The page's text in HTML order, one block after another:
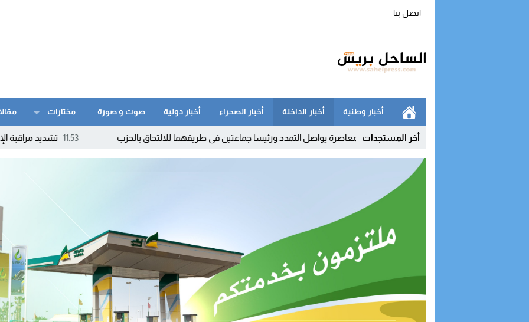
اتصل بنا
أخبار وطنية أخبار الداخلة أخبار الصحراء أخبار دولية صوت و صورة مختارات
أخر المستجدات 11:53 تشديد مراقبة الإنفاق العمومي يطبع – وادي الذهب.. الأصالة والمعاصرة يواصل التمدد ورئيسا جماعتين في طريقهما للالتحاق بالحزب